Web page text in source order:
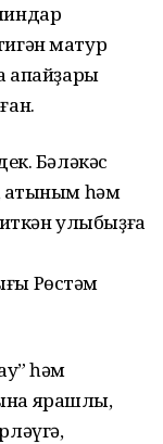
матур
апайҙары
Бәләкәс
һәм
улыбыҙға
Рөстәм
һәм
ярашлы,